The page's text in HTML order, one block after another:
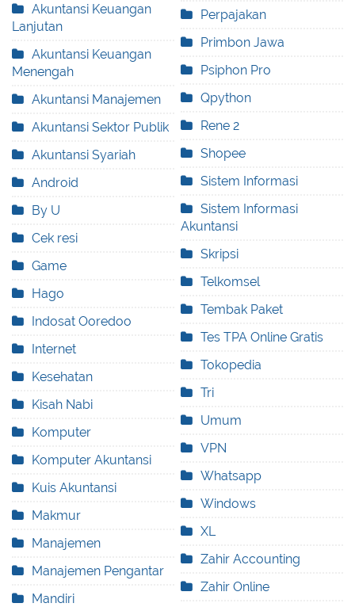
Akuntansi Keuangan
Lanjutan
Akuntansi Keuangan
Menengah
Akuntansi Manajemen
Akuntansi Sektor Publik
Akuntansi Syariah
Android
By U
Cek resi
Game
Hago
Indosat Ooredoo
Internet
Kesehatan
Kisah Nabi
Komputer
Komputer Akuntansi
Kuis Akuntansi
Makmur
Manajemen
Manajemen Pengantar
Mandiri
Perpajakan
Primbon Jawa
Psiphon Pro
Qpython
Rene 2
Shopee
Sistem Informasi
Sistem Informasi
Akuntansi
Skripsi
Telkomsel
Tembak Paket
Tes TPA Online Gratis
Tokopedia
Tri
Umum
VPN
Whatsapp
Windows
XL
Zahir Accounting
Zahir Online